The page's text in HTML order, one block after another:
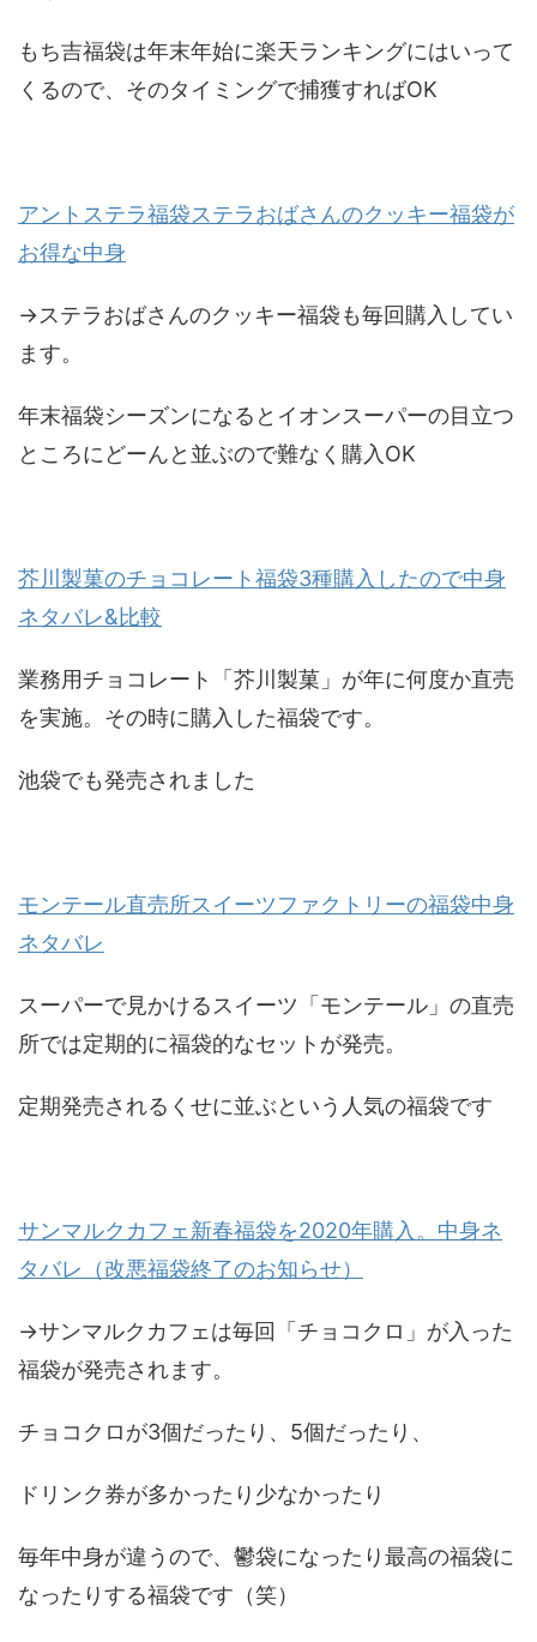
もち吉福袋は年末年始に楽天ランキングにはいって
くるので、そのタイミングで捕獲すればOK
アントステラ福袋ステラおばさんのクッキー福袋が
お得な中身
→ステラおばさんのクッキー福袋も毎回購入してい
ます。
年末福袋シーズンになるとイオンスーパーの目立つ
ところにどーんと並ぶので難なく購入OK
芥川製菓のチョコレート福袋3種購入したので中身
ネタバレ&比較
業務用チョコレート「芥川製菓」が年に何度か直売
を実施。その時に購入した福袋です。
池袋でも発売されました
モンテール直売所スイーツファクトリーの福袋中身
ネタバレ
スーパーで見かけるスイーツ「モンテール」の直売
所では定期的に福袋的なセットが発売。
定期発売されるくせに並ぶという人気の福袋です
サンマルクカフェ新春福袋を2020年購入。中身ネ
タバレ（改悪福袋終了のお知らせ）
→サンマルクカフェは毎回「チョコクロ」が入った
福袋が発売されます。
チョコクロが3個だったり、5個だったり、
ドリンク券が多かったり少なかったり
毎年中身が違うので、鬱袋になったり最高の福袋に
なったりする福袋です（笑）